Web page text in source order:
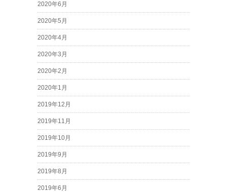
2020年6月
2020年5月
2020年4月
2020年3月
2020年2月
2020年1月
2019年12月
2019年11月
2019年10月
2019年9月
2019年8月
2019年6月